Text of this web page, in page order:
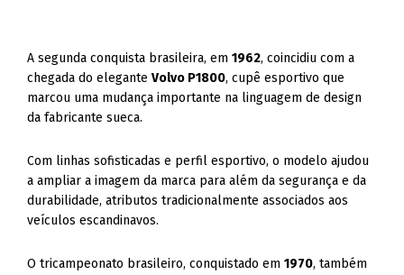
A segunda conquista brasileira, em1962, coincidiu com a
chegada do eleganteVolvo P1800, cupê esportivo que
marcou uma mudança importante na linguagem de design
da fabricante sueca.
Com linhas sofisticadas e perfil esportivo, o modelo ajudou
a ampliar a imagem da marca para além da segurança e da
durabilidade, atributos tradicionalmente associados aos
veículos escandinavos.
O tricampeonato brasileiro, conquistado em1970, também